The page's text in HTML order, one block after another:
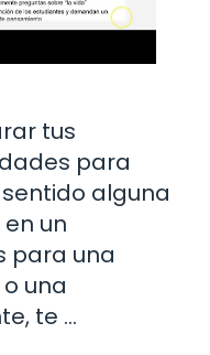
tus
para
alguna
un
para una
una
te …